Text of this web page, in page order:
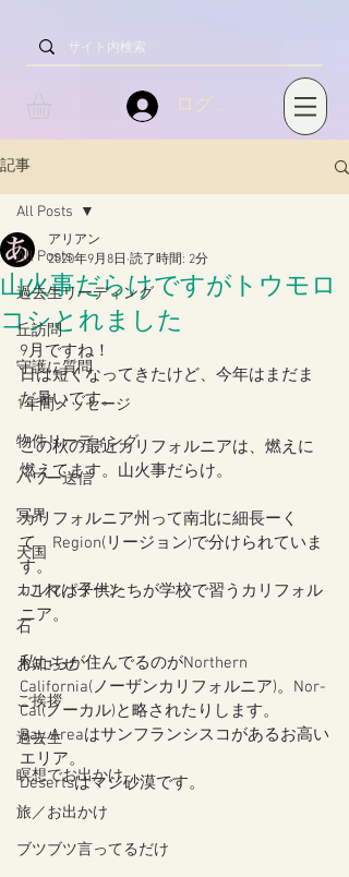
ログイン
記事
All Posts
過去生リーディング
丘訪問
守護に質問
1年間メッセージ
物件リーディング
パワー送信
冥界
天国
カルマパターン
石
お知らせ
ご挨拶
過去生
瞑想でお出かけ
旅／お出かけ
ブツブツ言ってるだけ
All Posts
山火事だらけですがトウモロ
コシとれました
アリアン
2020年9月8日 読了時間: 2分
9月ですね！
日は短くなってきたけど、今年はまだま
だ暑いです。
この秋の最近カリフォルニアは、燃えに
燃えてます。山火事だらけ。
カリフォルニア州って南北に細長ーく
て、Region(リージョン)で分けられていま
す。
↓これは子供たちが学校で習うカリフォル
ニア。
私たちが住んでるのがNorthern
California(ノーザンカリフォルニア)。Nor-
Cal(ノーカル)と略されたりします。
Bay Areaはサンフランシスコがあるお高い
エリア。
Desertsはマジ砂漠です。